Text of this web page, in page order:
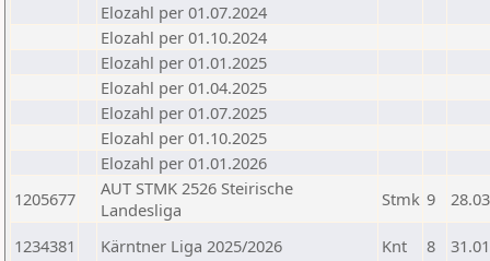
Elozahl per 01.07.2024
Elozahl per 01.10.2024
Elozahl per 01.01.2025
Elozahl per 01.04.2025
Elozahl per 01.07.2025
Elozahl per 01.10.2025
Elozahl per 01.01.2026
1205677
AUT STMK 2526 Steirische
Landesliga
Stmk 9
1234381 Kärntner Liga 2025/2026 Knt 8